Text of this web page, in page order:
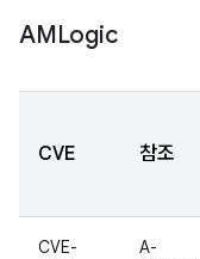
AMLogic
CVE 참조
CVE-
A-